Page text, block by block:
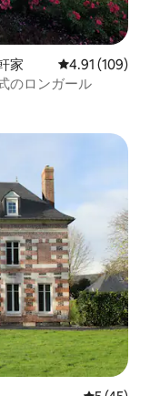
家 レビュー109
4.91 (109)
のロンガール